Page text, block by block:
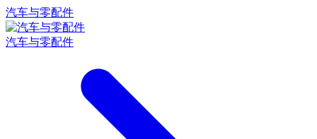
汽车与零配件
汽车与零配件